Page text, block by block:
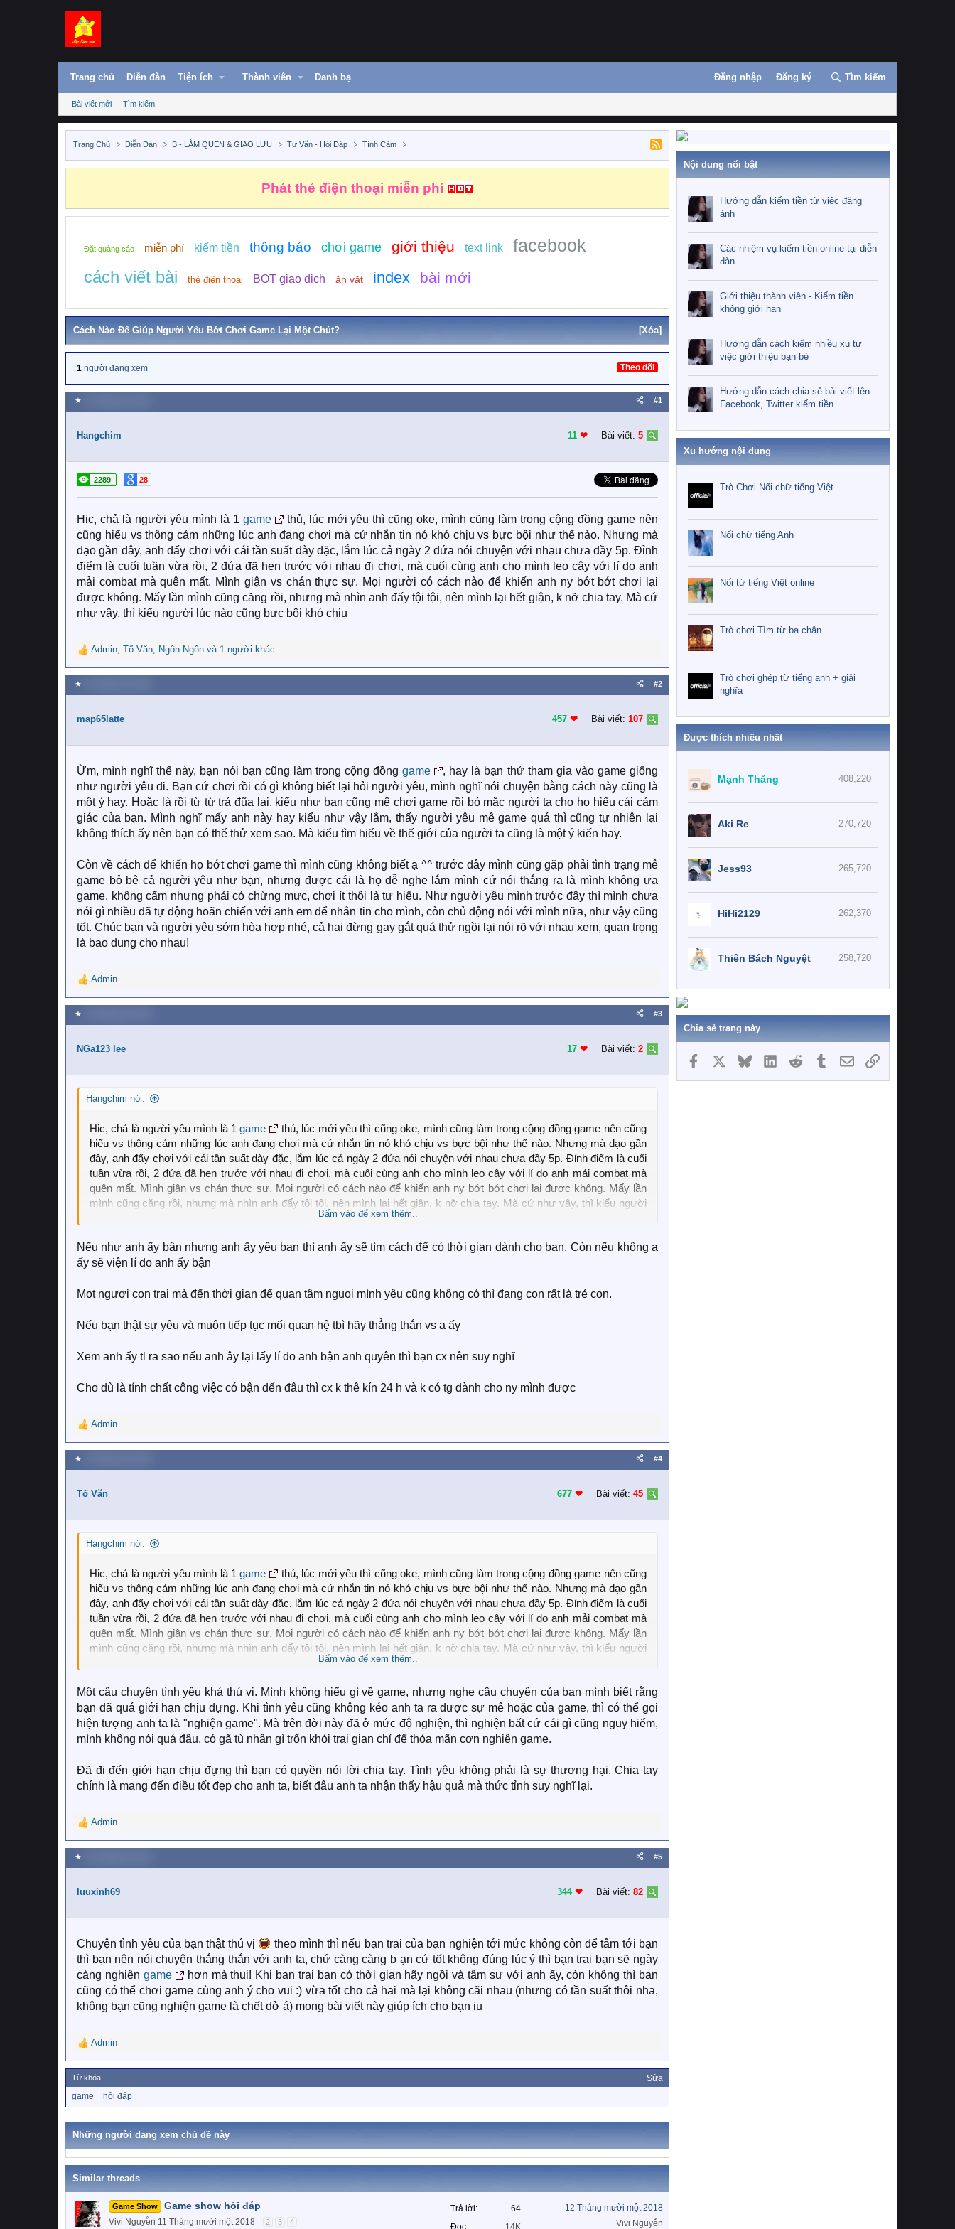
Trang chủ Diễn đàn Tiện ích Thành viên Danh bạ Đăng nhập Đăng ký Tìm kiếm
Bài viết mới Tìm kiếm
Trang Chủ Diễn Đàn B - LÀM QUEN & GIAO LƯU Tư Vấn - Hỏi Đáp Tình Cảm
Phát thẻ điện thoại miễn phí
Đặt quảng cáo miễn phí kiếm tiền thông báo chơi game giới thiệu text link facebook
cách viết bài thẻ điện thoại BOT giao dịch ăn vặt index bài mới
Cách Nào Để Giúp Người Yêu Bớt Chơi Game Lại Một Chút? [Xóa]
1 người đang xem Theo dõi
★ #1
Hangchim 11 ❤︎ Bài viết: 5
2289 28
Hic, chả là người yêu mình là 1 game
thủ, lúc mới yêu thì cũng oke, mình cũng làm trong cộng đồng game nên
cũng hiểu vs thông cảm những lúc anh đang chơi mà cứ nhắn tin nó khó chịu vs bực bội như thế nào. Nhưng mà
dạo gần đây, anh đấy chơi với cái tần suất dày đặc, lắm lúc cả ngày 2 đứa nói chuyện với nhau chưa đầy 5p. Đỉnh
điểm là cuối tuần vừa rồi, 2 đứa đã hẹn trước với nhau đi chơi, mà cuối cùng anh cho mình leo cây với lí do anh
mải combat mà quên mất. Mình giận vs chán thực sự. Mọi người có cách nào để khiến anh ny bớt bớt chơi lại
được không. Mấy lần mình cũng căng rồi, nhưng mà nhìn anh đấy tội tội, nên mình lại hết giận, k nỡ chia tay. Mà cứ
như vậy, thì kiểu người lúc nào cũng bực bội khó chịu
R
e
a
c
i
n
:
Admin, Tố Văn, Ngôn Ngôn và 1 người khác
★ #2
map65latte 457 ❤︎ Bài viết: 107
Ừm, mình nghĩ thế này, bạn nói bạn cũng làm trong cộng đồnggame
, hay là bạn thử tham gia vào game giống
như người yêu đi. Bạn cứ chơi rồi có gì không biết lại hỏi người yêu, mình nghĩ nói chuyện bằng cách này cũng là
một ý hay. Hoặc là rồi từ từ trả đũa lại, kiểu như bạn cũng mê chơi game rồi bỏ mặc người ta cho họ hiểu cái cảm
giác của bạn. Mình nghĩ mấy anh này hay kiểu như vậy lắm, thấy người yêu mê game quá thì cũng tự nhiên lại
không thích ấy nên bạn có thể thử xem sao. Mà kiểu tìm hiểu về thế giới của người ta cũng là một ý kiến hay.
Còn về cách để khiến họ bớt chơi game thì mình cũng không biết ạ ^^ trước đây mình cũng gặp phải tình trạng mê
game bỏ bê cả người yêu như bạn, nhưng được cái là họ dễ nghe lắm mình cứ nói thẳng ra là mình không ưa
game, không cấm nhưng phải có chừng mực, chơi ít thôi là tự hiểu. Như người yêu mình trước đây thì mình chưa
nói gì nhiều đã tự động hoãn chiến với anh em để nhắn tin cho mình, còn chủ động nói với mình nữa, như vậy cũng
tốt. Chúc bạn và người yêu sớm hòa hợp nhé, cả hai đừng gay gắt quá thử ngồi lại nói rõ với nhau xem, quan trọng
là bao dung cho nhau!
R
e
a
c
i
n
s
Admin
★ #3
NGa123 lee 17 ❤︎ Bài viết: 2
Hangchim nói:
Hic, chả là người yêu mình là 1game
thủ, lúc mới yêu thì cũng oke, mình cũng làm trong cộng đồng game nên cũng
hiểu vs thông cảm những lúc anh đang chơi mà cứ nhắn tin nó khó chịu vs bực bội như thế nào. Nhưng mà dạo gần
đây, anh đấy chơi với cái tần suất dày đặc, lắm lúc cả ngày 2 đứa nói chuyện với nhau chưa đầy 5p. Đỉnh điểm là cuối
tuần vừa rồi, 2 đứa đã hẹn trước với nhau đi chơi, mà cuối cùng anh cho mình leo cây với lí do anh mải combat mà
quên mất. Mình giận vs chán thực sự. Mọi người có cách nào để khiến anh ny bớt bớt chơi lại được không. Mấy lần
mình cũng căng rồi, nhưng mà nhìn anh đấy tội tội, nên mình lại hết giận, k nỡ chia tay. Mà cứ như vậy, thì kiểu người
Bấm vào để xem thêm..
Nếu như anh ấy bận nhưng anh ấy yêu bạn thì anh ấy sẽ tìm cách để có thời gian dành cho bạn. Còn nếu không a
ấy sẽ viện lí do anh ấy bận
Mot ngươi con trai mà đến thời gian để quan tâm nguoi mình yêu cũng không có thì đang con rất là trẻ con.
Nếu bạn thật sự yêu và muôn tiếp tục mối quan hệ tbì hãy thẳng thắn vs a ấy
Xem anh ấy tl ra sao nếu anh ây lại lấy lí do anh bận anh quyên thì bạn cx nên suy nghĩ
Cho dù là tính chất công việc có bận dến đâu thì cx k thê kín 24 h và k có tg dành cho ny mình được
R
e
a
c
i
n
s
Admin
★ #4
Tố Văn 677 ❤︎ Bài viết: 45
Hangchim nói:
Hic, chả là người yêu mình là 1game
thủ, lúc mới yêu thì cũng oke, mình cũng làm trong cộng đồng game nên cũng
hiểu vs thông cảm những lúc anh đang chơi mà cứ nhắn tin nó khó chịu vs bực bội như thế nào. Nhưng mà dạo gần
đây, anh đấy chơi với cái tần suất dày đặc, lắm lúc cả ngày 2 đứa nói chuyện với nhau chưa đầy 5p. Đỉnh điểm là cuối
tuần vừa rồi, 2 đứa đã hẹn trước với nhau đi chơi, mà cuối cùng anh cho mình leo cây với lí do anh mải combat mà
quên mất. Mình giận vs chán thực sự. Mọi người có cách nào để khiến anh ny bớt bớt chơi lại được không. Mấy lần
mình cũng căng rồi, nhưng mà nhìn anh đấy tội tội, nên mình lại hết giận, k nỡ chia tay. Mà cứ như vậy, thì kiểu người
Bấm vào để xem thêm..
Một câu chuyện tình yêu khá thú vị. Mình không hiểu gì về game, nhưng nghe câu chuyện của bạn mình biết rằng
bạn đã quá giới hạn chịu đựng. Khi tình yêu cũng không kéo anh ta ra được sự mê hoặc của game, thì có thể gọi
hiện tượng anh ta là "nghiện game". Mà trên đời này đã ở mức độ nghiện, thì nghiện bất cứ cái gì cũng nguy hiểm,
mình không nói quá đâu, có gã tù nhân gì trốn khỏi trại gian chỉ để thỏa mãn cơn nghiện game.
Đã đi đến giới hạn chịu đựng thì bạn có quyền nói lời chia tay. Tình yêu không phải là sự thương hại. Chia tay
chính là mang đến điều tốt đẹp cho anh ta, biết đâu anh ta nhận thấy hậu quả mà thức tỉnh suy nghĩ lại.
R
e
a
c
i
n
:
Admin
★ #5
luuxinh69 344 ❤︎ Bài viết: 82
Chuyện tình yêu của bạn thật thú vị
theo mình thì nếu bạn trai của bạn nghiện tới mức không còn để tâm tới bạn
thì bạn nên nói chuyện thẳng thắn với anh ta, chứ càng càng b ạn cứ tốt không đúng lúc ý thì bạn trai bạn sẽ ngày
càng nghiện game
hơn mà thui! Khi bạn trai bạn có thời gian hãy ngồi và tâm sự với anh ấy, còn không thì bạn
cũng có thể chơi game cùng anh ý cho vui :) vừa tốt cho cả hai mà lại không cãi nhau (nhưng có tần suất thôi nha,
không bạn cũng nghiện game là chết dở á) mong bài viết này giúp ích cho bạn iu
R
e
a
c
t
o
n
s
:
Admin
Từ khóa: Sửa
ừ
a
game hỏi đáp
Những người đang xem chủ đề này
Similar threads
Game Show Game show hỏi đáp
Vivi Nguyễn 11 Tháng mười một 2018 2 3 4
Trả lời
64
Đọc
14K
12 Tháng mười một 2018
Vivi Nguyễn
Nội dung nổi bật
Hướng dẫn kiếm tiền từ việc đăng
ảnh
Các nhiệm vụ kiếm tiền online tại diễn
đàn
Giới thiệu thành viên - Kiếm tiền
không giới hạn
Hướng dẫn cách kiếm nhiều xu từ
việc giới thiệu bạn bè
Hướng dẫn cách chia sẻ bài viết lên
Facebook, Twitter kiếm tiền
Xu hướng nội dung
Trò Chơi Nối chữ tiếng Việt
Nối chữ tiếng Anh
Nối từ tiếng Việt online
Trò chơi Tìm từ ba chân
Trò chơi ghép từ tiếng anh + giải
nghĩa
Được thích nhiều nhất
408,220
Mạnh Thăng
270,720
Aki Re
265,720
Jess93
262,370
HiHi2129
258,720
Thiên Bách Nguyệt
Chia sẻ trang này
Facebook BlueskyLinkedInReddit TumblrEmailLink